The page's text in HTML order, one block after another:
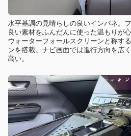
水平基調の見晴らしの良いインパネ。
良い素材をふんだんに使った温もりが
ウォーターフォールスクリーンと称す
ンを搭載。ナビ画面では進行方向を広
高い。